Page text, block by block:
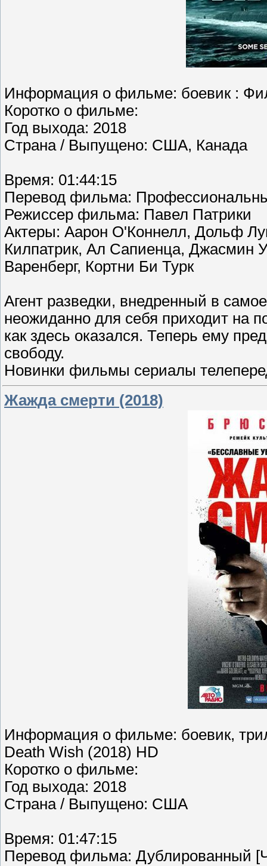
Информация о фильме: боевик :
Коротко о фильме:
Год выхода: 2018
Страна / Выпущено: США, Канада
Время: 01:44:15
Перевод фильма:
Режиссер фильма: Павел Патрики
Актеры: Аарон О'Коннелл, Дольф
Килпатрик, Ал Сапиенца, Джасмин
Варенберг, Кортни Би Турк
Агент разведки, внедренный в
неожиданно для себя приходит на
как здесь оказался. Теперь ему
свободу.
Новинки фильмы сериалы
Жажда смерти (2018)
Информация о фильме: боевик,
Death Wish (2018) HD
Коротко о фильме:
Год выхода: 2018
Страна / Выпущено: США
Время: 01:47:15
Перевод фильма: Дублированный